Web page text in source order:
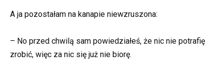
A ja pozostałam na kanapie niewzruszona:
– No przed chwilą sam powiedziałeś, że nic nie potrafię
zrobić, więc za nic się już nie biorę.